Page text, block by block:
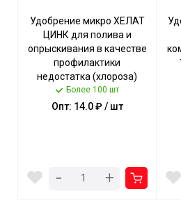
Удобрение микро ХЕЛАТ
ЦИНК для полива и
опрыскивания в качестве
профилактики
недостатка (хлороза)
кальция 5 г. арт. 431270
[30] БУЙ
Более 100 шт
Опт: 14.0 ₽ / шт
- +